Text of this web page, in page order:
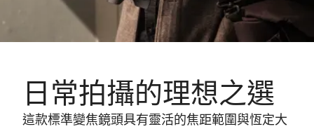
日常拍攝的理想之選
這款標準變焦鏡頭具有靈活的焦距範圍與恆定大